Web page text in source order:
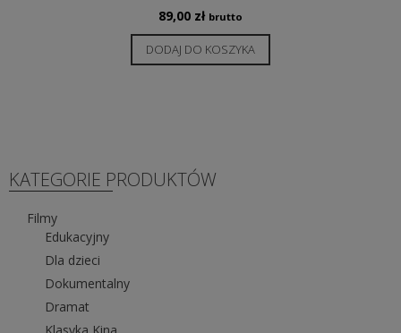
89,00 zł brutto
DODAJ DO KOSZYKA
KATEGORIE PRODUKTÓW
Filmy
Edukacyjny
Dla dzieci
Dokumentalny
Dramat